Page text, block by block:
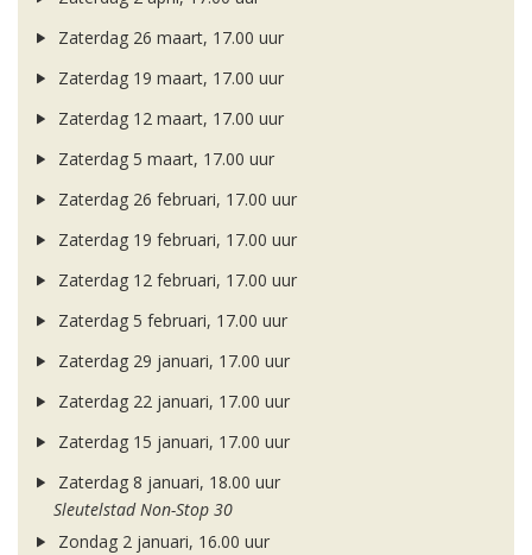
Zaterdag 26 maart, 17.00 uur
Zaterdag 19 maart, 17.00 uur
Zaterdag 12 maart, 17.00 uur
Zaterdag 5 maart, 17.00 uur
Zaterdag 26 februari, 17.00 uur
Zaterdag 19 februari, 17.00 uur
Zaterdag 12 februari, 17.00 uur
Zaterdag 5 februari, 17.00 uur
Zaterdag 29 januari, 17.00 uur
Zaterdag 22 januari, 17.00 uur
Zaterdag 15 januari, 17.00 uur
Zaterdag 8 januari, 18.00 uur
Sleutelstad Non-Stop 30
Zondag 2 januari, 16.00 uur